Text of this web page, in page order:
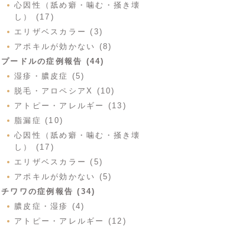
心因性（舐め癖・噛む・掻き壊
し） (17)
エリザベスカラー (3)
アポキルが効かない (8)
プードルの症例報告 (44)
湿疹・膿皮症 (5)
脱毛・アロペシアX (10)
アトピー・アレルギー (13)
脂漏症 (10)
心因性（舐め癖・噛む・掻き壊
し） (17)
エリザベスカラー (5)
アポキルが効かない (5)
チワワの症例報告 (34)
膿皮症・湿疹 (4)
アトピー・アレルギー (12)